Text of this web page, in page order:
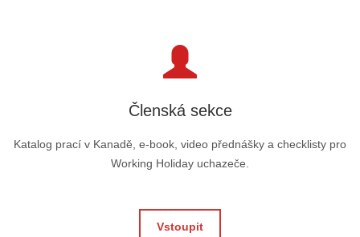
Členská sekce
Katalog prací v Kanadě, e-book, video přednášky a checklisty pro
Working Holiday uchazeče.
Vstoupit